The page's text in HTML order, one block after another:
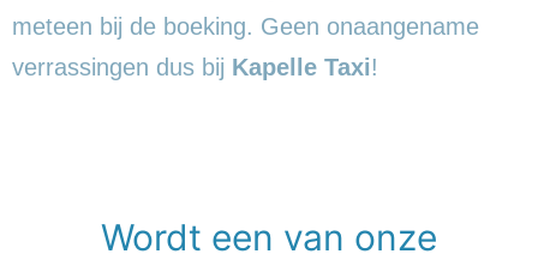
meteen bij de boeking. Geen onaangename
verrassingen dus bij Kapelle Taxi!
Wordt een van onze